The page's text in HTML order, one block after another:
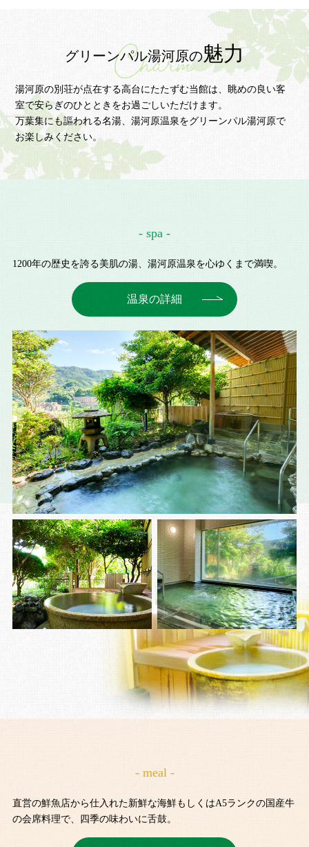
グリーンパル湯河原の魅力
湯河原の別荘が点在する高台にたたずむ当館は、 眺めの良い客
室で安らぎのひとときをお過ごしいただけます。
万葉集にも謳われる名湯、湯河原温泉をグリーンパル湯河原で
お楽しみください。
- spa -
1200年の歴史を誇る美肌の湯、湯河原温泉を心ゆくまで満喫。
温泉の詳細
- meal -
直営の鮮魚店から仕入れた新鮮な海鮮もしくはA5ランクの国産牛
の会席料理で、四季の味わいに舌鼓。